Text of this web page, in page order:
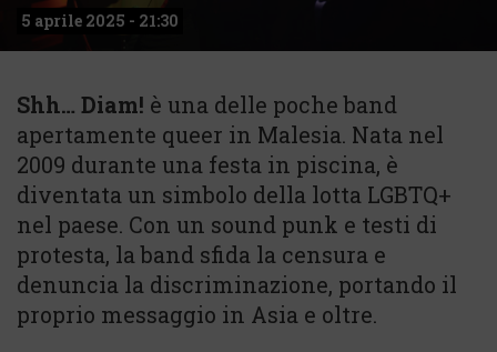
5 aprile 2025 - 21:30
Shh… Diam! è una delle poche band
apertamente queer in Malesia. Nata nel
2009 durante una festa in piscina, è
diventata un simbolo della lotta LGBTQ+
nel paese. Con un sound punk e testi di
protesta, la band sfida la censura e
denuncia la discriminazione, portando il
proprio messaggio in Asia e oltre.